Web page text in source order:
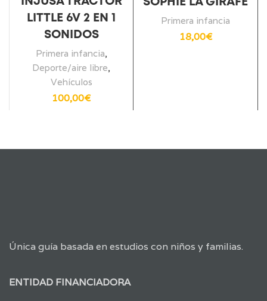
LITTLE 6V 2 EN 1
SONIDOS
Primera infancia,
Deporte/aire libre,
Vehículos
100,00€
Primera infancia
18,00€
Única guía basada en estudios con niños y familias.
ENTIDAD FINANCIADORA